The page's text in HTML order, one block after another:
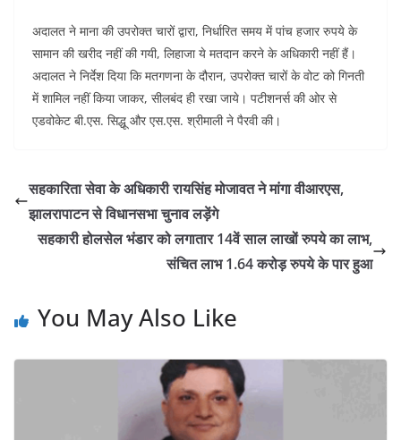
अदालत ने माना की उपरोक्त चारों द्वारा, निर्धारित समय में पांच हजार रुपये के
सामान की खरीद नहीं की गयी, लिहाजा ये मतदान करने के अधिकारी नहीं हैं।
अदालत ने निर्देश दिया कि मतगणना के दौरान, उपरोक्त चारों के वोट को गिनती
में शामिल नहीं किया जाकर, सीलबंद ही रखा जाये। पटीशनर्स की ओर से
एडवोकेट बी.एस. सिद्धू और एस.एस. श्रीमाली ने पैरवी की।
सहकारिता सेवा के अधिकारी रायसिंह मोजावत ने मांगा वीआरएस,
झालरापाटन से विधानसभा चुनाव लड़ेंगे
सहकारी होलसेल भंडार को लगातार 14वें साल लाखों रुपये का लाभ,
संचित लाभ 1.64 करोड़ रुपये के पार हुआ
You May Also Like